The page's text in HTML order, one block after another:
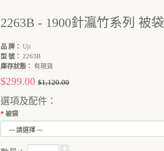
2263B - 1900針瀛竹系列 被袋
品 牌： Uji
型 號： 2263B
庫存狀態： 有現貨
$299.00 $1,120.00
選項及配件：
被袋